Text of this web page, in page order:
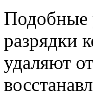
Подобные
разрядки
удаляют